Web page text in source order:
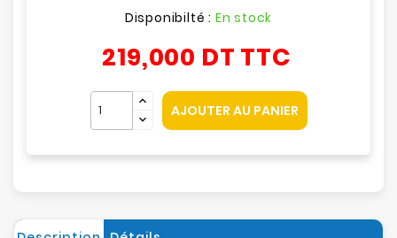
Disponibilté : En stock
219,000 DT TTC
AJOUTER AU PANIER